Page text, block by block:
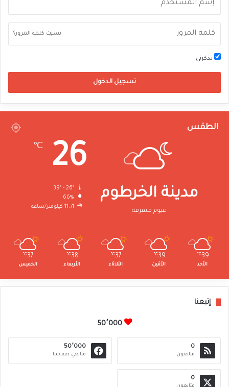
نسيت كلمة المرور؟
تذكرني
تسجيل الدخول
الطقس
مدينة الخرطوم
غيوم متفرقة
26
℃
66%
11.71 كيلومتر/ساعة
39
℃
الأحد
39
℃
الأثنين
37
℃
الثلاثاء
38
℃
الأربعاء
37
℃
الخميس
إتبعنا
50٬000
0
متابعون
50٬000
متابعي صفحتنا
0